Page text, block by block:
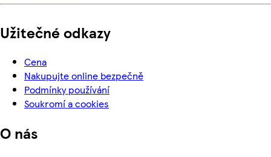
Užitečné odkazy
Cena
Nakupujte online bezpečně
Podmínky používání
Soukromí a cookies
O nás